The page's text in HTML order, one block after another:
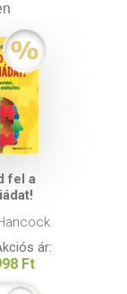
fel a
ár:
Ft